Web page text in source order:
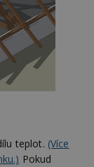
teplot. (Více
Pokud